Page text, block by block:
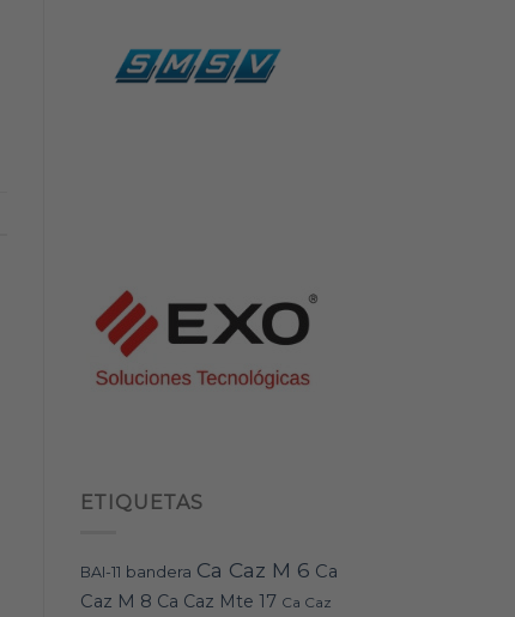
ETIQUETAS
BAI-11 bandera Ca Caz M 6 Ca
Caz M 8 Ca Caz Mte 17 Ca Caz